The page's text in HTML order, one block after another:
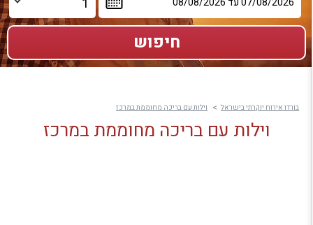
בורדו אירוח יוקרתי בישראל וילות עם בריכה מחוממת במרכז
וילות עם בריכה מחוממת במרכז